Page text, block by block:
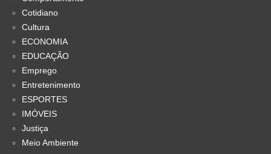
Cotidiano
Cultura
ECONOMIA
EDUCAÇÃO
Emprego
Entretenimento
ESPORTES
IMÓVEIS
Justiça
Meio Ambiente